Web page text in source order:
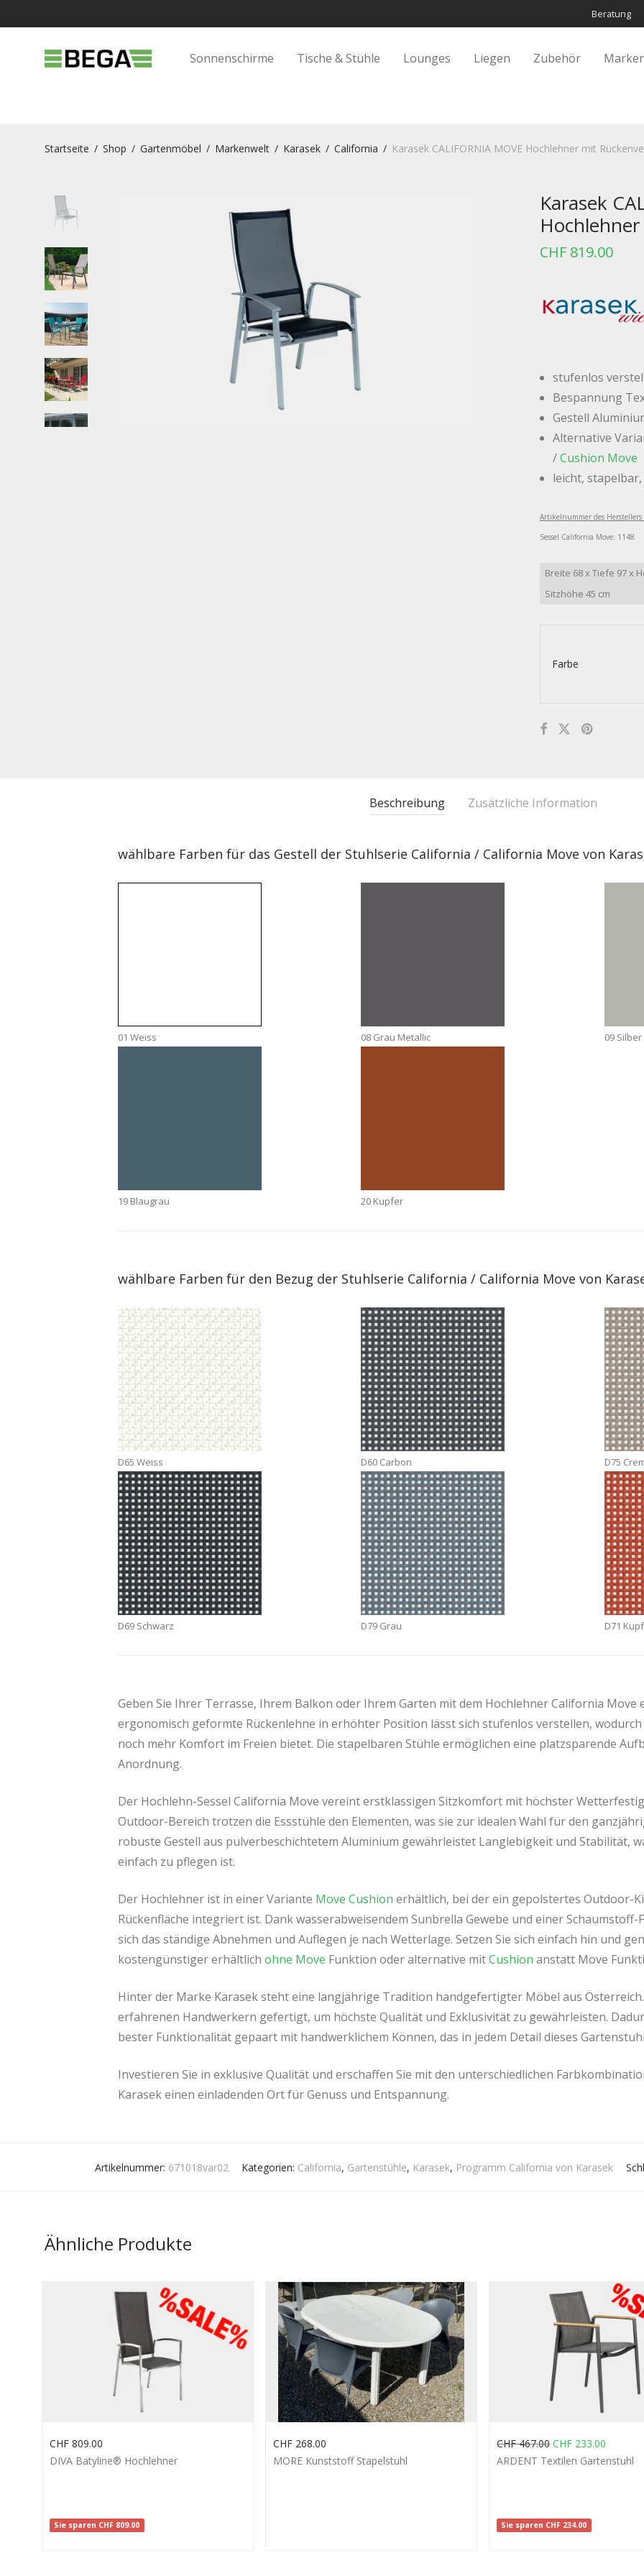
Beratung
Sonnenschirme Tische & Stühle Lounges Liegen Zubehör
Startseite / Shop / Gartenmöbel / Markenwelt / Karasek / California / Karasek CALIFORNIA MOVE Hochlehner mit
Karasek
CHF 819.00
stufenlos
Bespannung
Gestell
Alternative
/Cushion Move
leicht,
Artikelnummer des Herstellers
Sessel California Move: 1148
Breite 68 x Tiefe 97 x
Sitzhöhe 45 cm
Farbe
Beschreibung Zusätzliche Information
wählbare Farben für das Gestell der Stuhlserie California / California Move von
01 Weiss 08 Grau Metallic 09 Silber
19 Blaugrau 20 Kupfer
wählbare Farben für den Bezug der Stuhlserie California / California Move von
D65 Weiss D60 Carbon D75
D69 Schwarz D79 Grau D71
Geben Sie Ihrer Terrasse, Ihrem Balkon oder Ihrem Garten mit dem Hochlehner California Move
ergonomisch geformte Rückenlehne in erhöhter Position lässt sich stufenlos verstellen,
noch mehr Komfort im Freien bietet. Die stapelbaren Stühle ermöglichen eine platzsparende
Anordnung.
Der Hochlehn-Sessel California Move vereint erstklassigen Sitzkomfort mit höchster
Outdoor-Bereich trotzen die Essstühle den Elementen, was sie zur idealen Wahl für den
robuste Gestell aus pulverbeschichtetem Aluminium gewährleistet Langlebigkeit und Stabilität,
einfach zu pflegen ist.
Der Hochlehner ist in einer Variante Move Cushion erhältlich, bei der ein gepolstertes Outdoor-
Rückenfläche integriert ist. Dank wasserabweisendem Sunbrella Gewebe und einer
sich das ständige Abnehmen und Auflegen je nach Wetterlage. Setzen Sie sich einfach hin und
kostengünstiger erhältlich ohne Move Funktion oder alternative mitCushion anstatt Move
Hinter der Marke Karasek steht eine langjährige Tradition handgefertigter Möbel aus
erfahrenen Handwerkern gefertigt, um höchste Qualität und Exklusivität zu gewährleisten.
bester Funktionalität gepaart mit handwerklichem Können, das in jedem Detail dieses
Investieren Sie in exklusive Qualität und erschaffen Sie mit den unterschiedlichen
Karasek einen einladenden Ort für Genuss und Entspannung.
Artikelnummer: 671018var02 Kategorien: California, Gartenstühle, Karasek, Programm California von Karasek
Ähnliche Produkte
DIVA Batyline® Hochlehner
Sie sparen CHF 809.00
CHF 809.00
MORE Kunststoff Stapelstuhl
CHF 268.00
ARDENT Textilen Gartenstuhl
Sie sparen CHF 234.00
CHF467.00 CHF 233.00